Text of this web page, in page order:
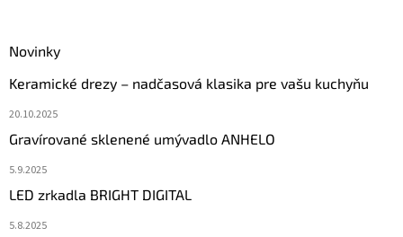
Novinky
Keramické drezy – nadčasová klasika pre vašu kuchyňu
20.10.2025
Gravírované sklenené umývadlo ANHELO
5.9.2025
LED zrkadla BRIGHT DIGITAL
5.8.2025